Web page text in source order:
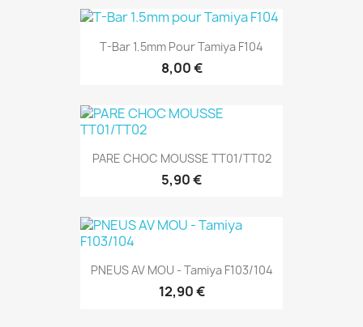
T-Bar 1.5mm Pour Tamiya F104
8,00 €
PARE CHOC MOUSSE TT01/TT02
5,90 €
PNEUS AV MOU - Tamiya F103/104
12,90 €